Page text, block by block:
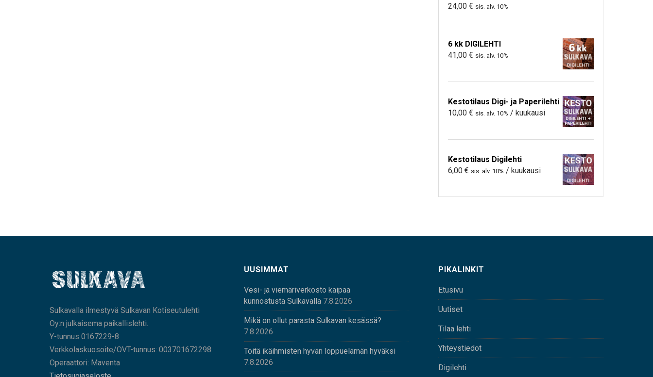
24,00 € sis. alv. 10%
6 kk DIGILEHTI
41,00 € sis. alv. 10%
Kestotilaus Digi- ja Paperilehti
10,00 € sis. alv. 10% / kuukausi
Kestotilaus Digilehti
6,00 € sis. alv. 10% / kuukausi
Sulkavalla ilmestyvä Sulkavan Kotiseutulehti
Oy:n julkaisema paikallislehti.
Y-tunnus 0167229-8
Verkkolaskuosoite/OVT-tunnus: 003701672298
Operaattori: Maventa
UUSIMMAT
Vesi- ja viemäriverkosto kaipaa
kunnostusta Sulkavalla 7.8.2026
Mikä on ollut parasta Sulkavan kesässä?
7.8.2026
Töitä ikäihmisten hyvän loppuelämän hyväksi
7.8.2026
PIKALINKIT
Etusivu
Uutiset
Tilaa lehti
Yhteystiedot
Digilehti